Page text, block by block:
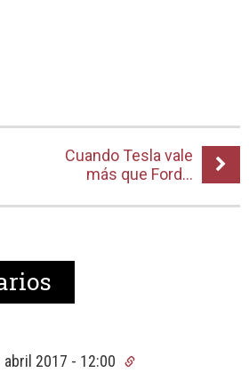
Cuando Tesla vale
más que Ford…
abril 2017 - 12:00